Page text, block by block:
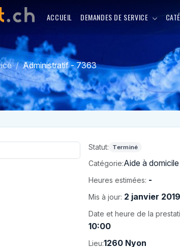
ACCUEIL DEMANDES DE SERVICE
Administratif - 7363
Statut: Terminé
Catégorie:Aide à domicile
Heures estimées: -
Mis à jour: 2 janvier 2019
Date et heure de la
10:00
Lieu:1260 Nyon